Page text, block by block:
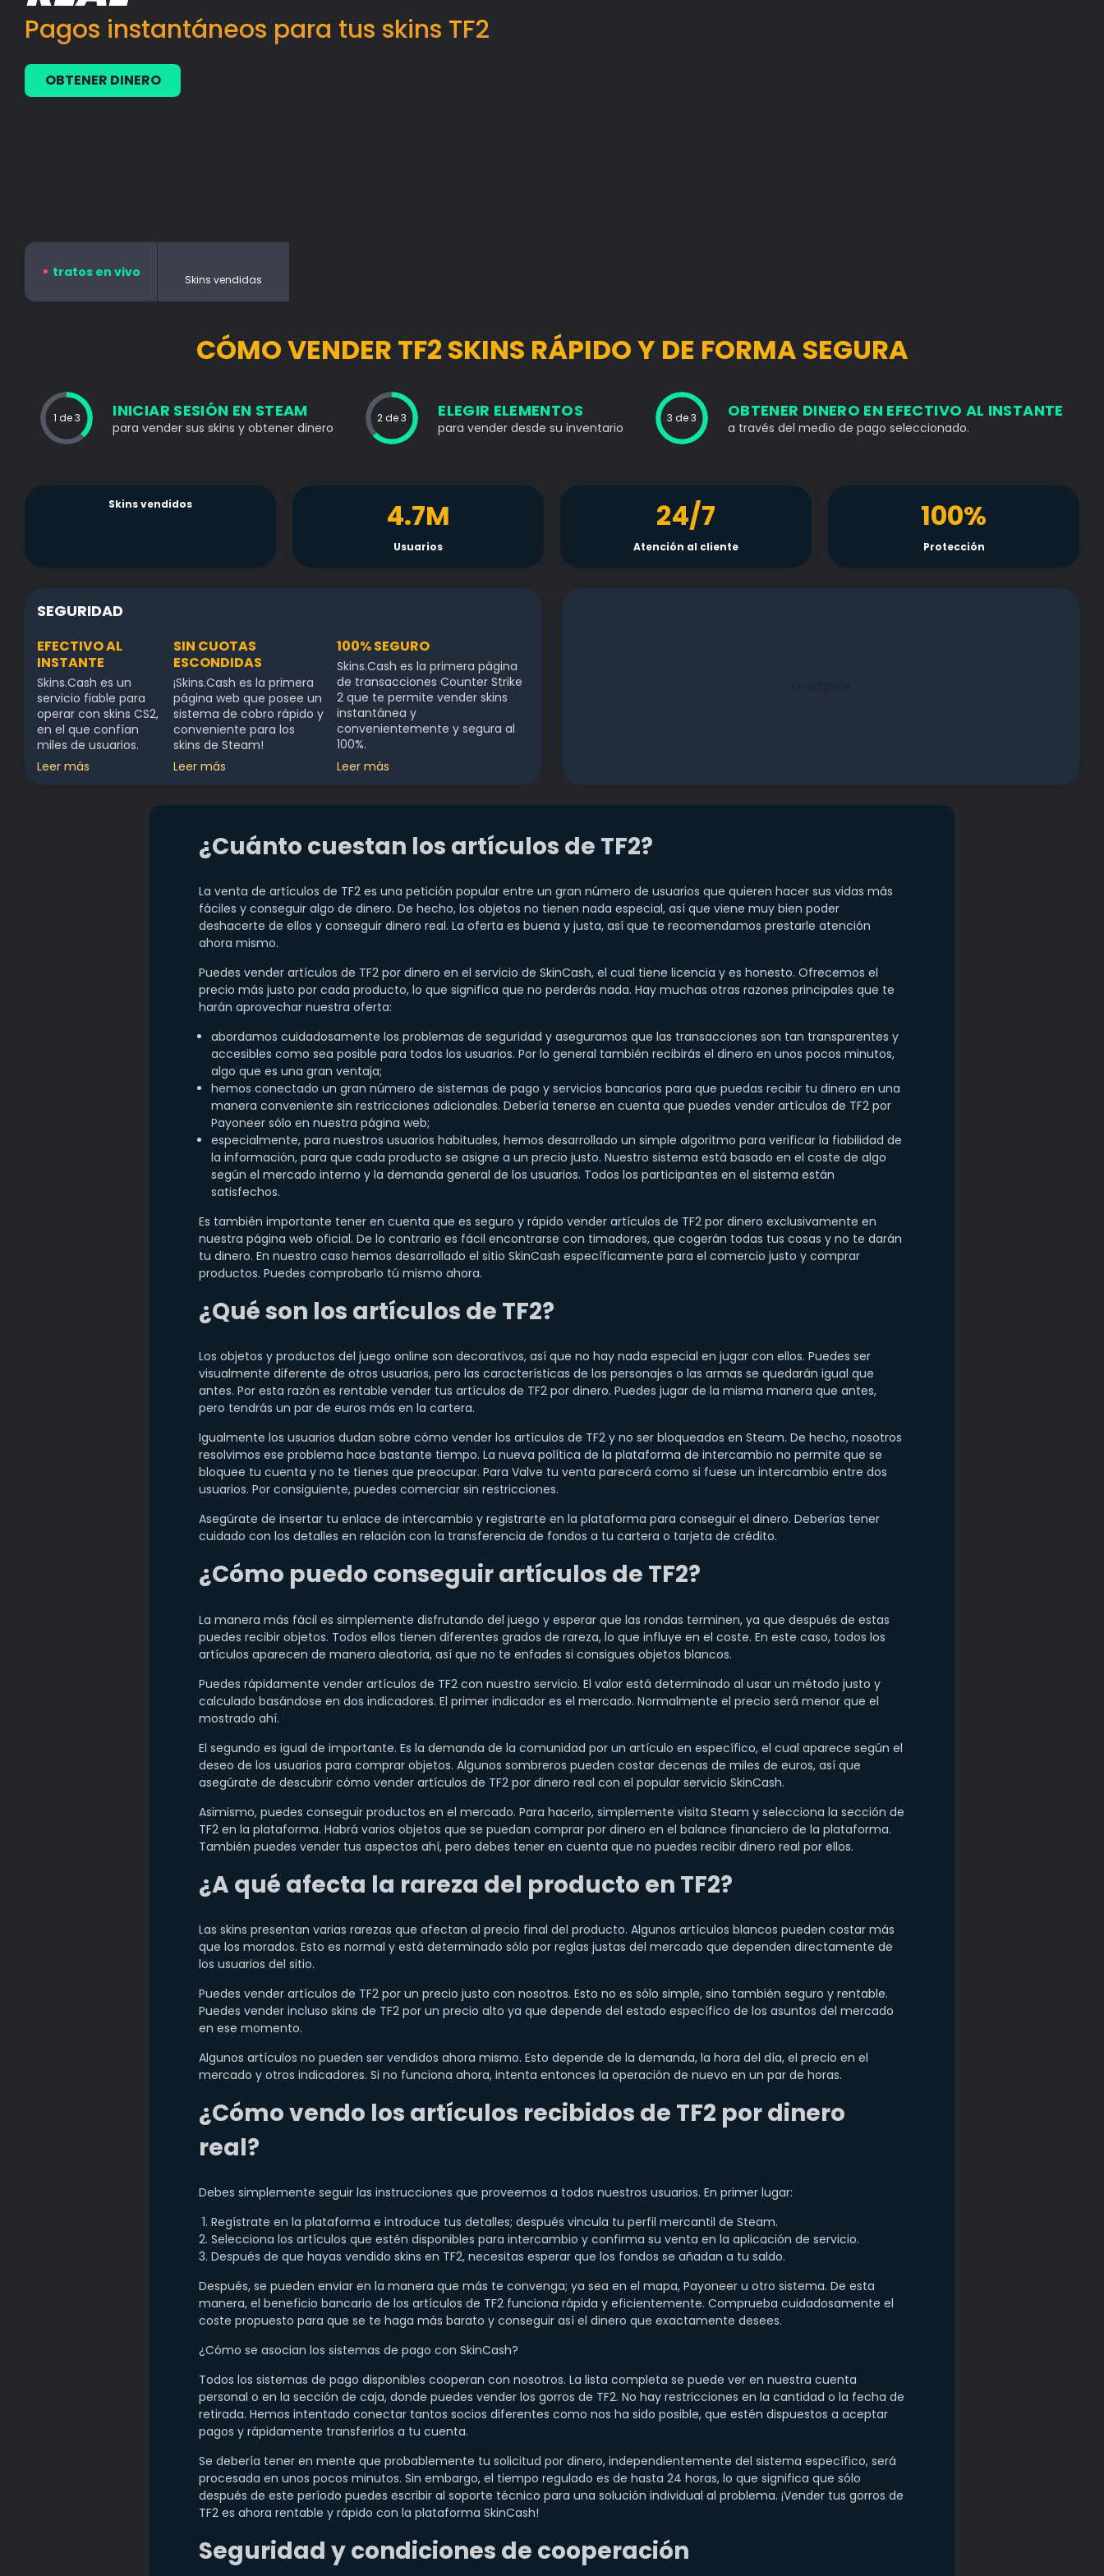
Pagos instantáneos para tus skins TF2
OBTENER DINERO
tratos en vivo Skins vendidas
CÓMO VENDER TF2 SKINS RÁPIDO Y DE FORMA SEGURA
1 de 3 INICIAR SESIÓN EN STEAM
para vender sus skins y obtener dinero
2 de 3 ELEGIR ELEMENTOS
para vender desde su inventario
3 de 3 OBTENER DINERO EN EFECTIVO AL INSTANTE
a través del medio de pago seleccionado.
Skins vendidos 4.7M
Usuarios
24/7
Atención al cliente
100%
Protección
SEGURIDAD
EFECTIVO AL
INSTANTE
Skins.Cash es un
servicio fiable para
operar con skins CS2,
en el que confían
miles de usuarios.
Leer más
SIN CUOTAS
ESCONDIDAS
¡Skins.Cash es la primera
página web que posee un
sistema de cobro rápido y
conveniente para los
skins de Steam!
Leer más
100% SEGURO
Skins.Cash es la primera página
de transacciones Counter Strike
2 que te permite vender skins
instantánea y
convenientemente y segura al
100%.
Leer más
Trustpilot
¿Cuánto cuestan los artículos de TF2?
La venta de artículos de TF2 es una petición popular entre un gran número de usuarios que quieren hacer sus vidas más
fáciles y conseguir algo de dinero. De hecho, los objetos no tienen nada especial, así que viene muy bien poder
deshacerte de ellos y conseguir dinero real. La oferta es buena y justa, así que te recomendamos prestarle atención
ahora mismo.
Puedes vender artículos de TF2 por dinero en el servicio de SkinCash, el cual tiene licencia y es honesto. Ofrecemos el
precio más justo por cada producto, lo que significa que no perderás nada. Hay muchas otras razones principales que te
harán aprovechar nuestra oferta:
abordamos cuidadosamente los problemas de seguridad y aseguramos que las transacciones son tan transparentes y
accesibles como sea posible para todos los usuarios. Por lo general también recibirás el dinero en unos pocos minutos,
algo que es una gran ventaja;
hemos conectado un gran número de sistemas de pago y servicios bancarios para que puedas recibir tu dinero en una
manera conveniente sin restricciones adicionales. Debería tenerse en cuenta que puedes vender artículos de TF2 por
Payoneer sólo en nuestra página web;
especialmente, para nuestros usuarios habituales, hemos desarrollado un simple algoritmo para verificar la fiabilidad de
la información, para que cada producto se asigne a un precio justo. Nuestro sistema está basado en el coste de algo
según el mercado interno y la demanda general de los usuarios. Todos los participantes en el sistema están
satisfechos.
Es también importante tener en cuenta que es seguro y rápido vender artículos de TF2 por dinero exclusivamente en
nuestra página web oficial. De lo contrario es fácil encontrarse con timadores, que cogerán todas tus cosas y no te darán
tu dinero. En nuestro caso hemos desarrollado el sitio SkinCash específicamente para el comercio justo y comprar
productos. Puedes comprobarlo tú mismo ahora.
¿Qué son los artículos de TF2?
Los objetos y productos del juego online son decorativos, así que no hay nada especial en jugar con ellos. Puedes ser
visualmente diferente de otros usuarios, pero las características de los personajes o las armas se quedarán igual que
antes. Por esta razón es rentable vender tus artículos de TF2 por dinero. Puedes jugar de la misma manera que antes,
pero tendrás un par de euros más en la cartera.
Igualmente los usuarios dudan sobre cómo vender los artículos de TF2 y no ser bloqueados en Steam. De hecho, nosotros
resolvimos ese problema hace bastante tiempo. La nueva política de la plataforma de intercambio no permite que se
bloquee tu cuenta y no te tienes que preocupar. Para Valve tu venta parecerá como si fuese un intercambio entre dos
usuarios. Por consiguiente, puedes comerciar sin restricciones.
Asegúrate de insertar tu enlace de intercambio y registrarte en la plataforma para conseguir el dinero. Deberías tener
cuidado con los detalles en relación con la transferencia de fondos a tu cartera o tarjeta de crédito.
¿Cómo puedo conseguir artículos de TF2?
La manera más fácil es simplemente disfrutando del juego y esperar que las rondas terminen, ya que después de estas
puedes recibir objetos. Todos ellos tienen diferentes grados de rareza, lo que influye en el coste. En este caso, todos los
artículos aparecen de manera aleatoria, así que no te enfades si consigues objetos blancos.
Puedes rápidamente vender artículos de TF2 con nuestro servicio. El valor está determinado al usar un método justo y
calculado basándose en dos indicadores. El primer indicador es el mercado. Normalmente el precio será menor que el
mostrado ahí.
El segundo es igual de importante. Es la demanda de la comunidad por un artículo en específico, el cual aparece según el
deseo de los usuarios para comprar objetos. Algunos sombreros pueden costar decenas de miles de euros, así que
asegúrate de descubrir cómo vender artículos de TF2 por dinero real con el popular servicio SkinCash.
Asimismo, puedes conseguir productos en el mercado. Para hacerlo, simplemente visita Steam y selecciona la sección de
TF2 en la plataforma. Habrá varios objetos que se puedan comprar por dinero en el balance financiero de la plataforma.
También puedes vender tus aspectos ahí, pero debes tener en cuenta que no puedes recibir dinero real por ellos.
¿A qué afecta la rareza del producto en TF2?
Las skins presentan varias rarezas que afectan al precio final del producto. Algunos artículos blancos pueden costar más
que los morados. Esto es normal y está determinado sólo por reglas justas del mercado que dependen directamente de
los usuarios del sitio.
Puedes vender artículos de TF2 por un precio justo con nosotros. Esto no es sólo simple, sino también seguro y rentable.
Puedes vender incluso skins de TF2 por un precio alto ya que depende del estado específico de los asuntos del mercado
en ese momento.
Algunos artículos no pueden ser vendidos ahora mismo. Esto depende de la demanda, la hora del día, el precio en el
mercado y otros indicadores. Si no funciona ahora, intenta entonces la operación de nuevo en un par de horas.
¿Cómo vendo los artículos recibidos de TF2 por dinero
real?
Debes simplemente seguir las instrucciones que proveemos a todos nuestros usuarios. En primer lugar:
Regístrate en la plataforma e introduce tus detalles; después vincula tu perfil mercantil de Steam.
Selecciona los artículos que estén disponibles para intercambio y confirma su venta en la aplicación de servicio.
Después de que hayas vendido skins en TF2, necesitas esperar que los fondos se añadan a tu saldo.
Después, se pueden enviar en la manera que más te convenga; ya sea en el mapa, Payoneer u otro sistema. De esta
manera, el beneficio bancario de los artículos de TF2 funciona rápida y eficientemente. Comprueba cuidadosamente el
coste propuesto para que se te haga más barato y conseguir así el dinero que exactamente desees.
¿Cómo se asocian los sistemas de pago con SkinCash?
Todos los sistemas de pago disponibles cooperan con nosotros. La lista completa se puede ver en nuestra cuenta
personal o en la sección de caja, donde puedes vender los gorros de TF2. No hay restricciones en la cantidad o la fecha de
retirada. Hemos intentado conectar tantos socios diferentes como nos ha sido posible, que estén dispuestos a aceptar
pagos y rápidamente transferirlos a tu cuenta.
Se debería tener en mente que probablemente tu solicitud por dinero, independientemente del sistema específico, será
procesada en unos pocos minutos. Sin embargo, el tiempo regulado es de hasta 24 horas, lo que significa que sólo
después de este período puedes escribir al soporte técnico para una solución individual al problema. ¡Vender tus gorros de
TF2 es ahora rentable y rápido con la plataforma SkinCash!
Seguridad y condiciones de cooperación